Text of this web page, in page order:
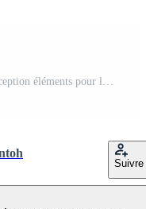
noir l'amour cœur symbole Icônes. conception éléments pour la Saint-Valentin journée isolé sur blanc Contexte et facile à modifier. Vecteur Gratuit
Suivre